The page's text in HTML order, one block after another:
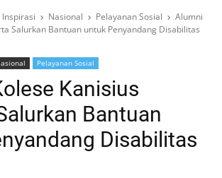
Inspirasi Nasional Pelayanan Sosial
Alumni
Salurkan Bantuan untuk Penyandang Disabilitas
Pelayanan Sosial
Kanisius
Bantuan
Disabilitas